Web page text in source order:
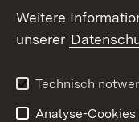
Social Wall
X / Twitter
Youtube
Weitere
unserer
Technisch
Analyse-